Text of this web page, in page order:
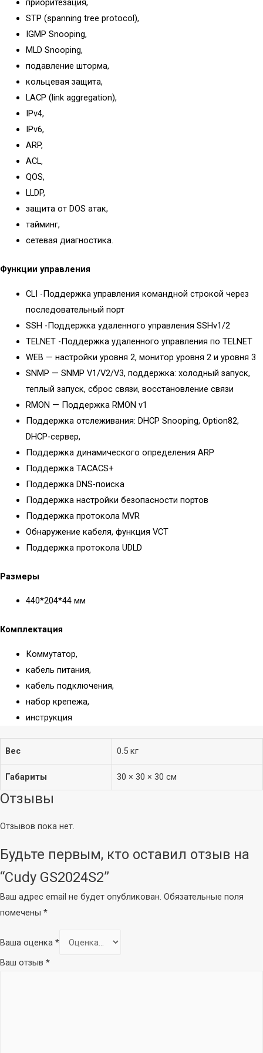
Микрофоны для
блогеров
Микрофоны для
компьютера
Студийные
Вокальные
Инструментальные
Накамерные
Петличные/с
оголовьем
Гарнитурные
Настольные
Для конференций
Аксессуары
приоритезация,
STP (spanning tree protocol),
IGMP Snooping,
MLD Snooping,
подавление шторма,
кольцевая защита,
LACP (link aggregation),
IPv4,
IPv6,
ARP,
ACL,
QOS,
LLDP,
защита от DOS атак,
тайминг,
сетевая диагностика.
Функции управления
CLI -Поддержка управления командной строкой через
последовательный порт
SSH -Поддержка удаленного управления SSHv1/2
TELNET -Поддержка удаленного управления по TELNET
WEB — настройки уровня 2, монитор уровня 2 и уровня 3
SNMP — SNMP V1/V2/V3, поддержка: холодный запуск,
теплый запуск, сброс связи, восстановление связи
RMON — Поддержка RMON v1
Поддержка отслеживания: DHCP Snooping, Option82,
DHCP-сервер,
Поддержка динамического определения ARP
Поддержка TACACS+
Поддержка DNS-поиска
Поддержка настройки безопасности портов
Поддержка протокола MVR
Обнаружение кабеля, функция VCT
Поддержка протокола UDLD
Размеры
440*204*44 мм
Комплектация
Коммутатор,
кабель питания,
кабель подключения,
набор крепежа,
инструкция
Вес 0.5 кг
Габариты 30 × 30 × 30 см
Отзывы
Отзывов пока нет.
Будьте первым, кто оставил отзыв на
“Cudy GS2024S2”
Ваш адрес email не будет опубликован. Обязательные поля
помечены *
Ваша оценка *
Ваш отзыв *